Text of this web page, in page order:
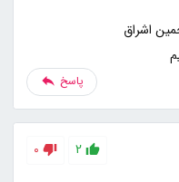
پاسخ
2
0